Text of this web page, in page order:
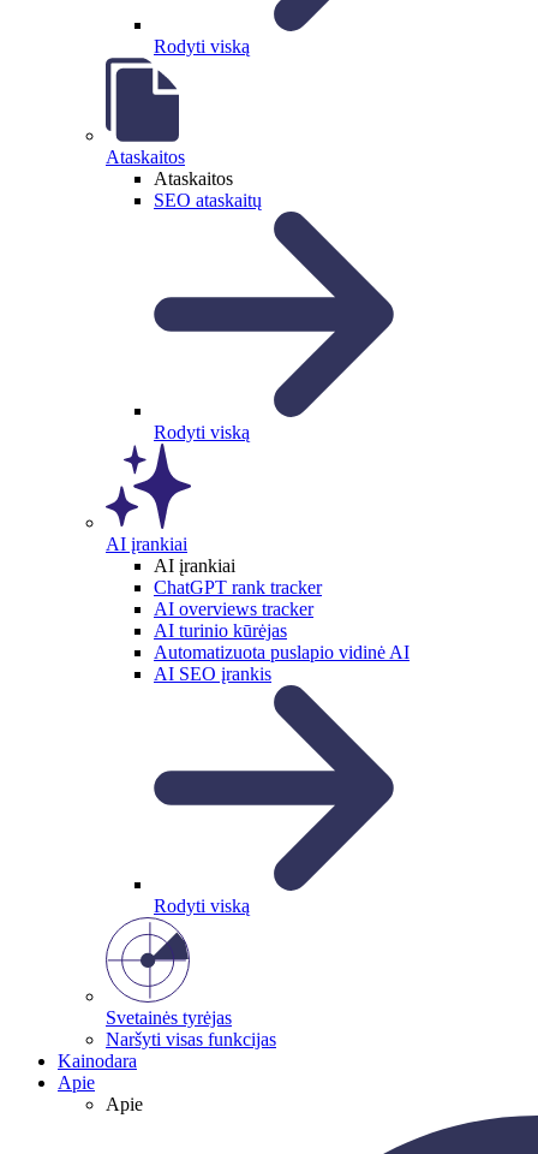
Rodyti viską
Ataskaitos
Ataskaitos
SEO ataskaitų
Rodyti viską
AI įrankiai
AI įrankiai
ChatGPT rank tracker
AI overviews tracker
AI turinio kūrėjas
Automatizuota puslapio vidinė AI
AI SEO įrankis
Rodyti viską
Svetainės tyrėjas
Naršyti visas funkcijas
Kainodara
Apie
Apie